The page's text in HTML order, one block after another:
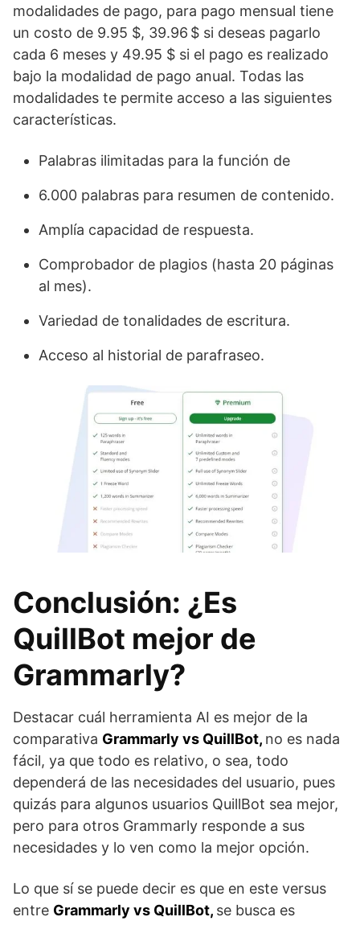
modalidades de pago, para pago mensual tiene
un costo de 9.95 $, 39.96 $ si deseas pagarlo
cada 6 meses y 49.95 $ si el pago es realizado
bajo la modalidad de pago anual. Todas las
modalidades te permite acceso a las siguientes
características.
Palabras ilimitadas para la función de
6.000 palabras para resumen de contenido.
Amplía capacidad de respuesta.
Comprobador de plagios (hasta 20 páginas
al mes).
Variedad de tonalidades de escritura.
Acceso al historial de parafraseo.
Conclusión: ¿Es
QuillBot mejor de
Grammarly?
Destacar cuál herramienta AI es mejor de la
comparativa Grammarly vs QuillBot, no es nada
fácil, ya que todo es relativo, o sea, todo
dependerá de las necesidades del usuario, pues
quizás para algunos usuarios QuillBot sea mejor,
pero para otros Grammarly responde a sus
necesidades y lo ven como la mejor opción.
Lo que sí se puede decir es que en este versus
entre Grammarly vs QuillBot, se busca es